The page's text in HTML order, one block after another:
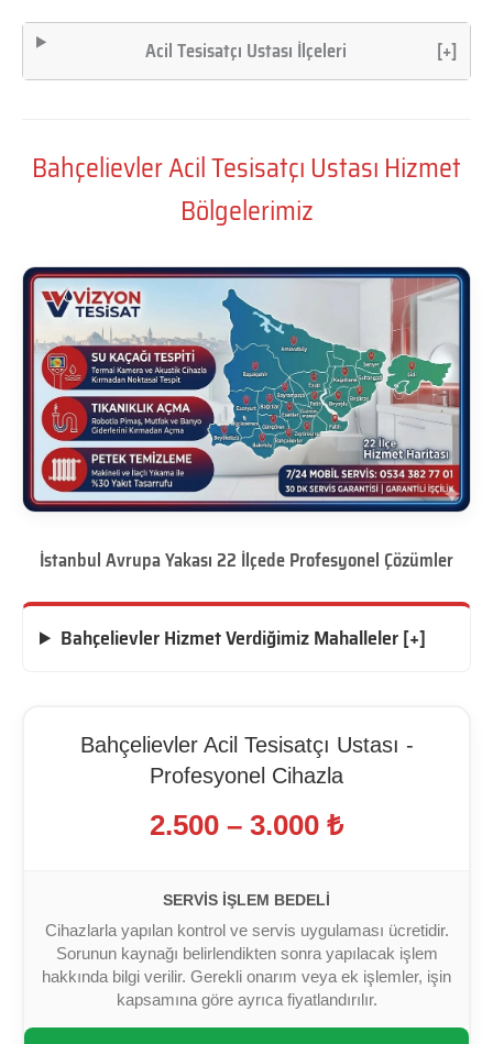
Acil Tesisatçı Ustası İlçeleri [+]
Bahçelievler Acil Tesisatçı Ustası Hizmet
Bölgelerimiz
İstanbul Avrupa Yakası 22 İlçede Profesyonel Çözümler
Bahçelievler Hizmet Verdiğimiz Mahalleler [+]
Bahçelievler Acil Tesisatçı Ustası -
Profesyonel Cihazla
2.500 – 3.000 ₺
SERVIS İŞLEM BEDELI
Cihazlarla yapılan kontrol ve servis uygulaması ücretidir.
Sorunun kaynağı belirlendikten sonra yapılacak işlem
hakkında bilgi verilir. Gerekli onarım veya ek işlemler, işin
kapsamına göre ayrıca fiyatlandırılır.